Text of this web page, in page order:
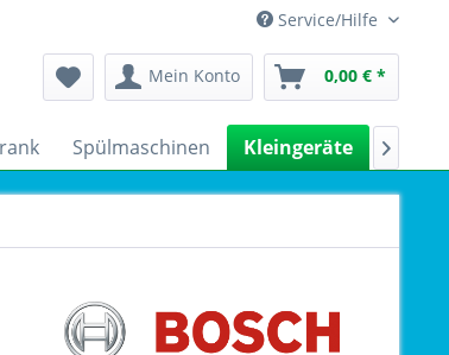
Service/Hilfe
Mein Konto 0,00 € *
Spülmaschinen Kleingeräte Sale
